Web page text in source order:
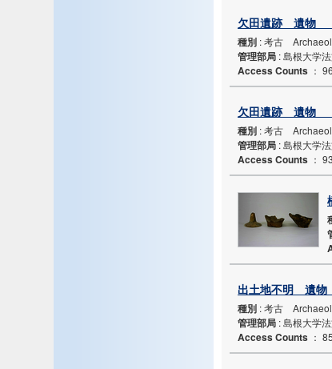
欠田遺跡 遺物
種別 : 考古
管理部局 : 島根大学
Access Counts ：
欠田遺跡 遺物
種別 : 考古
管理部局 : 島根大学
Access Counts ：
出土地不明 遺物
種別 : 考古
管理部局 : 島根大学
Access Counts ：